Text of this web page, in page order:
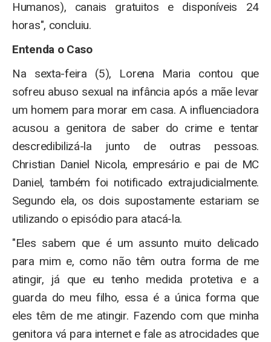
Humanos), canais gratuitos e disponíveis 24
horas", concluiu.
Entenda o Caso
Na sexta-feira (5), Lorena Maria contou que
sofreu abuso sexual na infância após a mãe levar
um homem para morar em casa. A influenciadora
acusou a genitora de saber do crime e tentar
descredibilizá-la junto de outras pessoas.
Christian Daniel Nicola, empresário e pai de MC
Daniel, também foi notificado extrajudicialmente.
Segundo ela, os dois supostamente estariam se
utilizando o episódio para atacá-la.
"Eles sabem que é um assunto muito delicado
para mim e, como não têm outra forma de me
atingir, já que eu tenho medida protetiva e a
guarda do meu filho, essa é a única forma que
eles têm de me atingir. Fazendo com que minha
genitora vá para internet e fale as atrocidades que